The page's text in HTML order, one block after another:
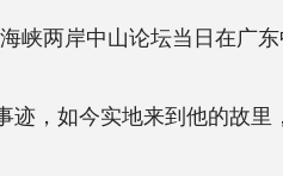
两岸中山论坛当日在广东
如今实地来到他的故里